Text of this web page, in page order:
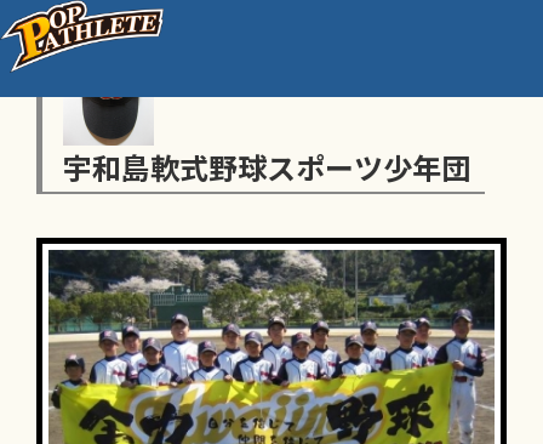
宇和島軟式野球スポーツ少年団